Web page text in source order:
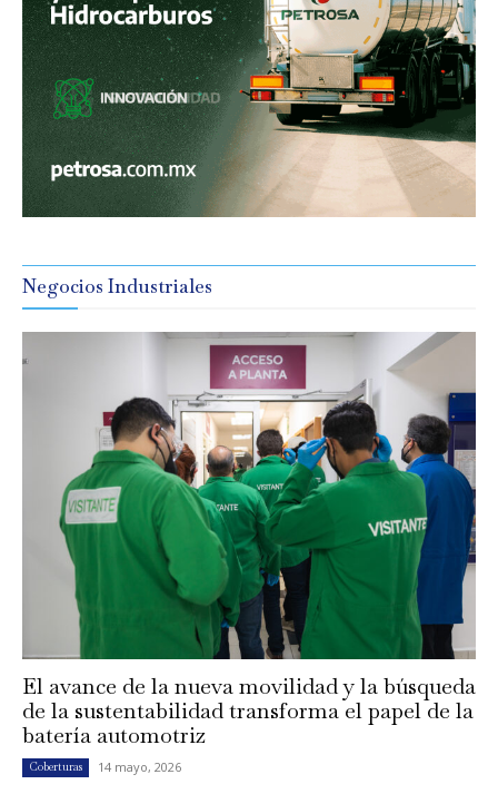
Negocios Industriales
El avance de la nueva movilidad y la búsqueda
de la sustentabilidad transforma el papel de la
batería automotriz
Coberturas 14 mayo, 2026